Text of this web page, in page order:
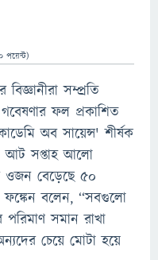
পয়েন্ট)
সম্প্রতি
ফল প্রকাশিত
অব সায়েন্স' শীর্ষক
আট সপ্তাহ আলো
ওজন বেড়েছে ৫০
বলেন, ‘‘সবগুলো
পরিমাণ সমান রাখা
চেয়ে মোটা হয়ে